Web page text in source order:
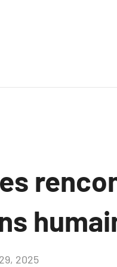
2025